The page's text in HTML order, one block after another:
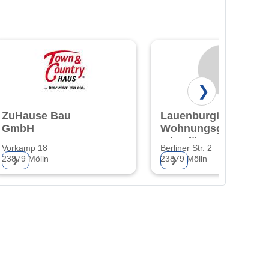
ZuHause Bau
GmbH
Vorkamp 18
23879 Mölln
❯
Lauenburgische
mbH für Gemeinn.
Kreisbaugen.
Lauenburg eG
Berliner Str. 2
23879 Mölln
❯
❯